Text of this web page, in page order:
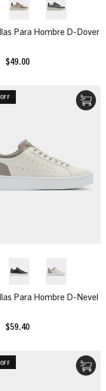
Para Hombre D-Dover
$49.00
Para Hombre D-Nevel
$59.40